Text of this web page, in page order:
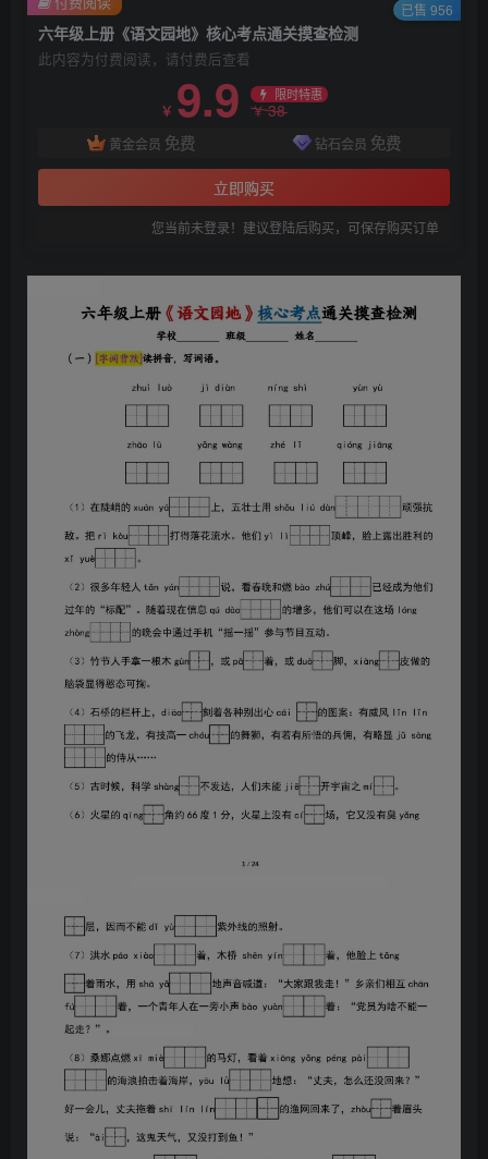
六年级上册《语文园地》核心考点通关摸查检测
此内容为付费阅读，请付费后查看
￥ 9.9 限时特惠
￥38
黄金会员 免费 钻石会员 免费
立即购买
您当前未登录！建议登陆后购买，可保存购买订单
已售 956